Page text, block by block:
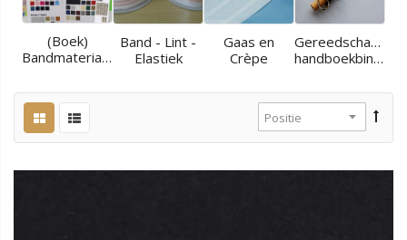
(Boek)
Bandmaterialen
Band - Lint -
Elastiek
Gaas en
Crèpe
Gereedschappen
handboekbinder